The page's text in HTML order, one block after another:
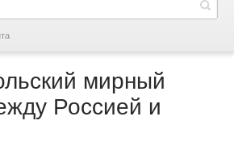
мирный
Россией и